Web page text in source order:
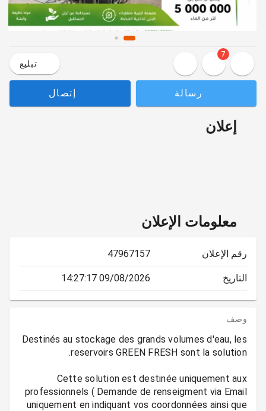
7
تبليع
رسالة إتصال
إعلان
معلومات الإعلان
رقم الإعلان 47967157
التاريخ 09/08/2026 14:27:17
وصف
Destinés au stockage des grands volumes d'eau, les
Cette solution est destinée uniquement aux
professionnels ( Demande de renseigment via Email
uniquement en indiquant vos coordonnées ainsi que